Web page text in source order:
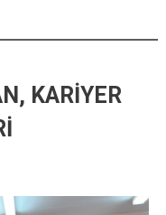
KARİYER